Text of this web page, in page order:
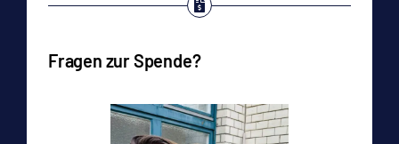
Fragen zur Spende?